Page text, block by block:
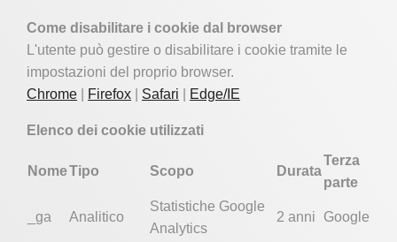
Come disabilitare i cookie dal browser
L'utente può gestire o disabilitare i cookie tramite le
impostazioni del proprio browser.
Chrome
Firefox Safari Edge/IE
Elenco dei cookie utilizzati
NomeTipo Scopo Durata
Terza
parte
_ga Analitico
Statistiche Google
Analytics
2 anni Google